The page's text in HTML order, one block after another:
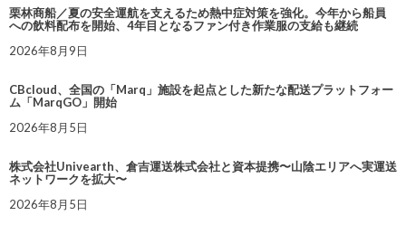
栗林商船／夏の安全運航を支えるため熱中症対策を強化。今年から船員
への飲料配布を開始、4年目となるファン付き作業服の支給も継続
2026年8月9日
CBcloud、全国の「Marq」施設を起点とした新たな配送プラットフォー
ム「MarqGO」開始
2026年8月5日
株式会社Univearth、倉吉運送株式会社と資本提携〜山陰エリアへ実運送
ネットワークを拡大〜
2026年8月5日